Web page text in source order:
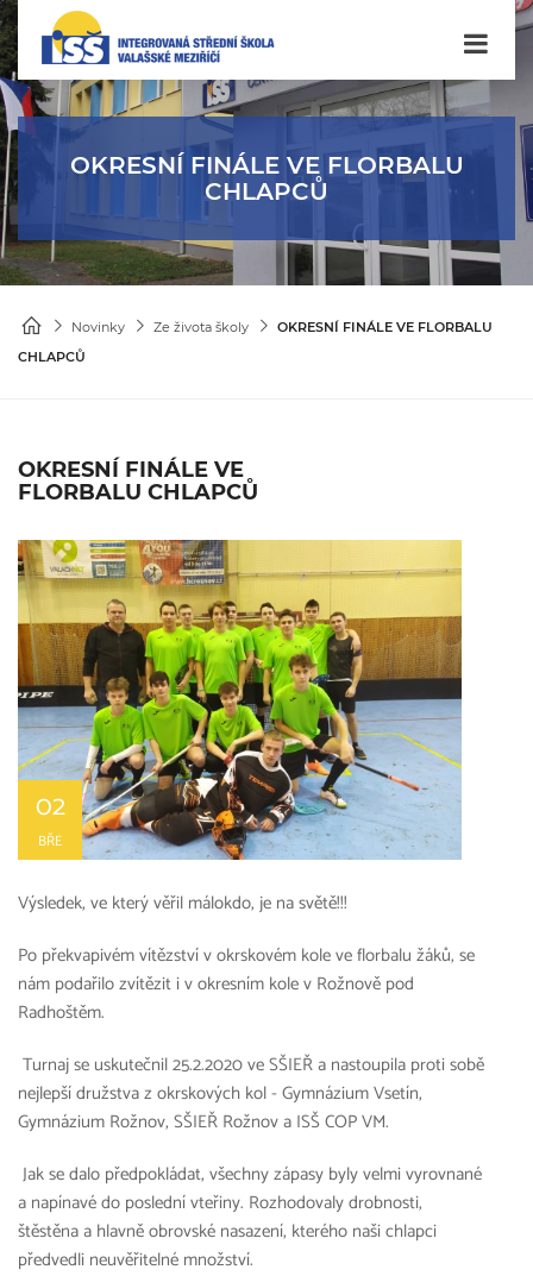
OKRESNÍ FINÁLE VE FLORBALU
CHLAPCŮ
Novinky Ze života školy
OKRESNÍ FINÁLE VE FLORBALU
CHLAPCŮ
OKRESNÍ FINÁLE VE
FLORBALU CHLAPCŮ
02
BŘE
Výsledek, ve který věřil málokdo, je na světě!!!
Po překvapivém vítězství v okrskovém kole ve florbalu žáků, se
nám podařilo zvítězit i v okresním kole v Rožnově pod
Radhoštěm.
Turnaj se uskutečnil 25.2.2020 ve SŠIEŘ a nastoupila proti sobě
nejlepší družstva z okrskových kol - Gymnázium Vsetín,
Gymnázium Rožnov, SŠIEŘ Rožnov a ISŠ COP VM.
Jak se dalo předpokládat, všechny zápasy byly velmi vyrovnané
a napínavé do poslední vteřiny. Rozhodovaly drobnosti,
štěstěna a hlavně obrovské nasazení, kterého naši chlapci
předvedli neuvěřitelné množství.